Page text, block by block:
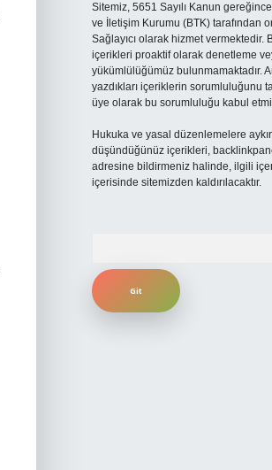
Sitemiz, 5651 Sayılı Kanun
ve İletişim Kurumu (BTK) tarafından
Sağlayıcı olarak hizmet vermektedir.
içerikleri proaktif olarak denetleme
yükümlülüğümüz bulunmamaktadır.
yazdıkları içeriklerin sorumluluğunu
üye olarak bu sorumluluğu kabul
Hukuka ve yasal düzenlemelere
düşündüğünüz içerikleri,
adresine bildirmeniz halinde, ilgili
içerisinde sitemizden kaldırılacaktır.